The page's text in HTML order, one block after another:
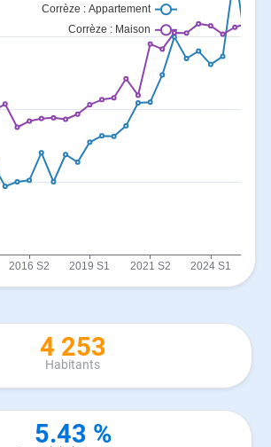
4 253
Habitants
5.43 %